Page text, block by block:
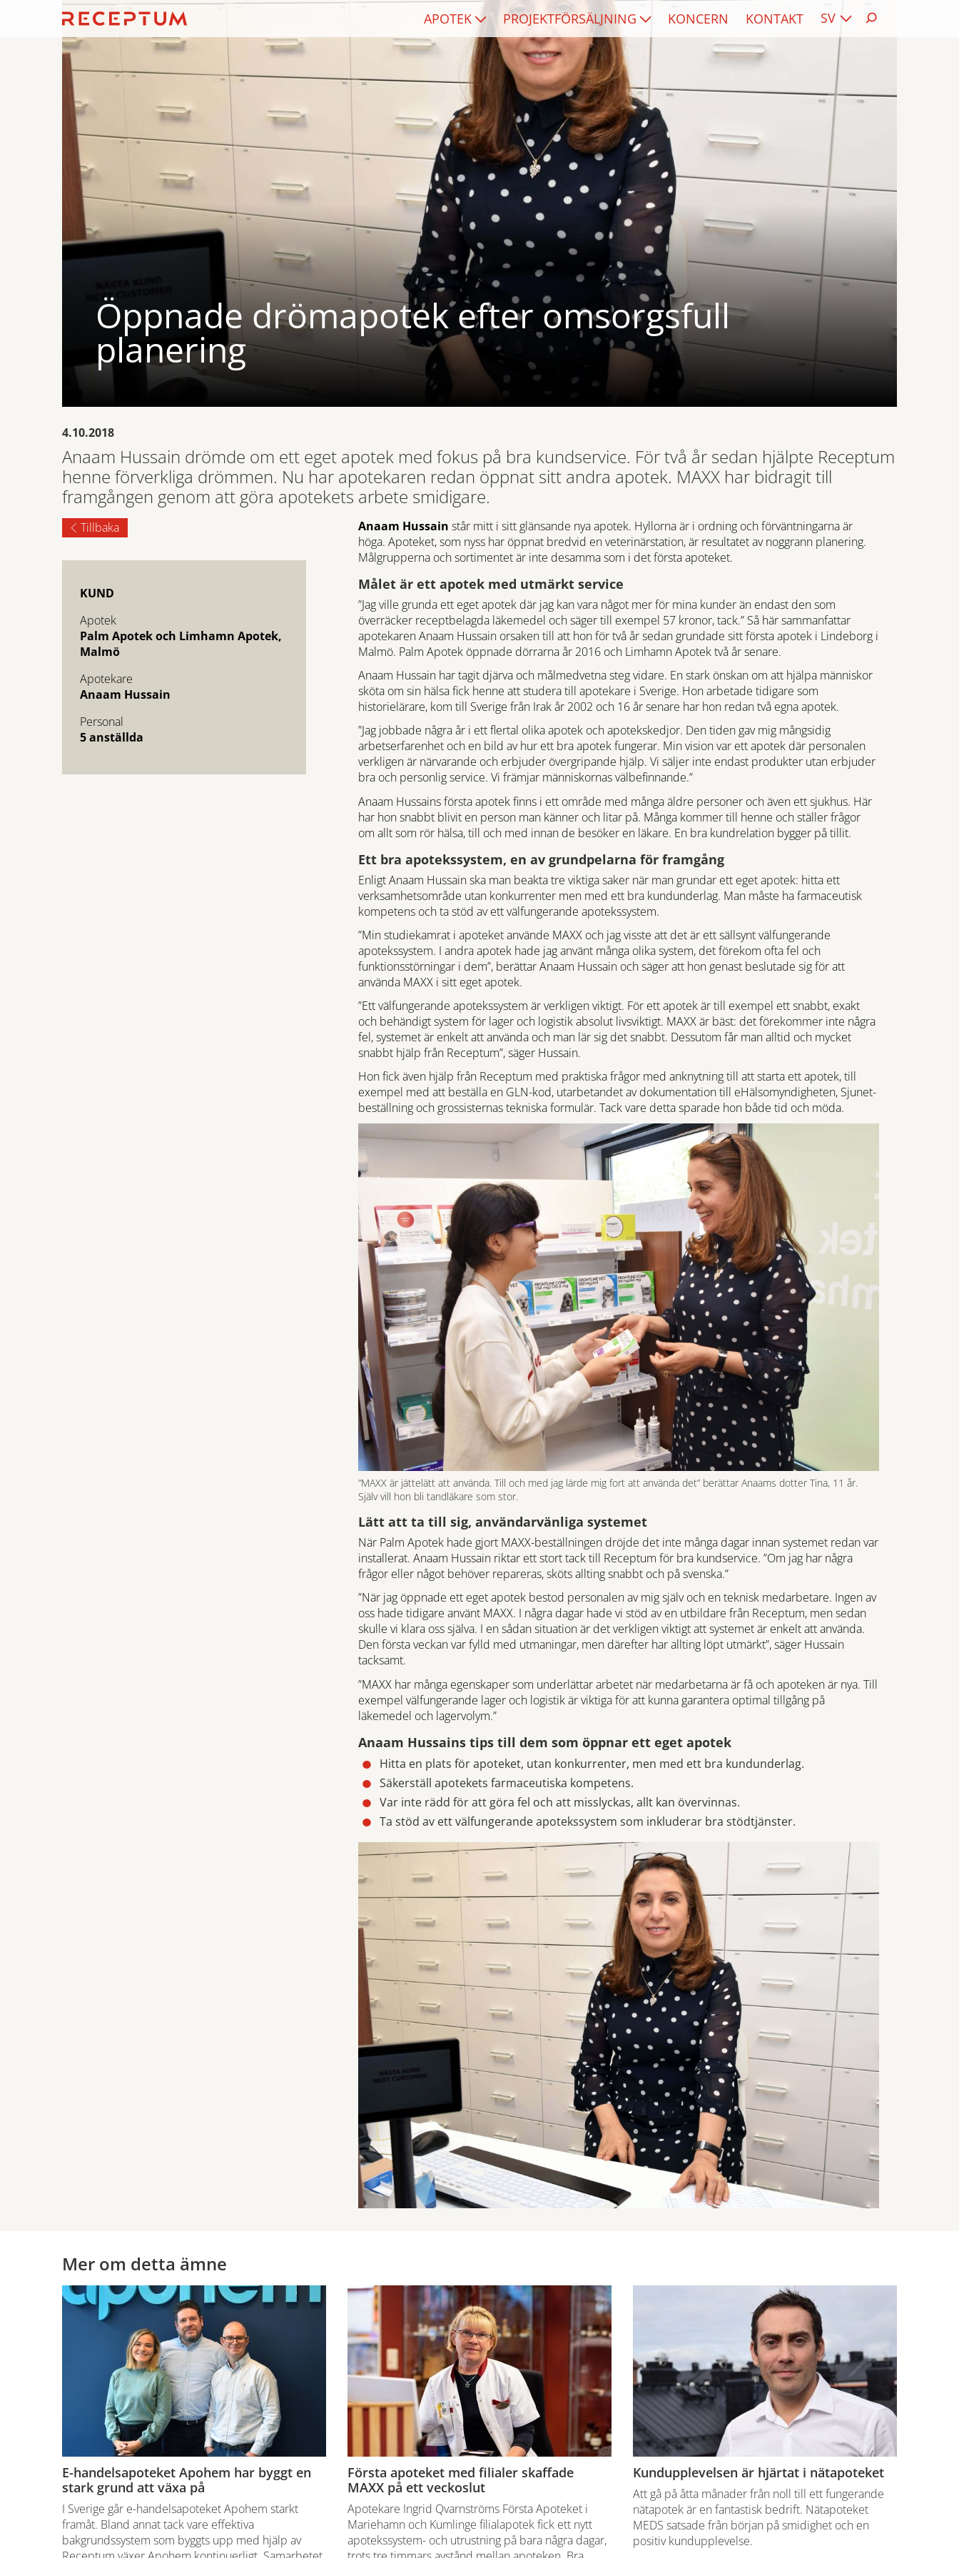
APOTEK PROJEKTFÖRSÄLJNING KONCERN KONTAKT SV
Öppnade drömapotek efter omsorgsfull
planering
4.10.2018
Anaam Hussain drömde om ett eget apotek med fokus på bra kundservice. För två år sedan hjälpte Receptum
henne förverkliga drömmen. Nu har apotekaren redan öppnat sitt andra apotek. MAXX har bidragit till
framgången genom att göra apotekets arbete smidigare.
Tillbaka
KUND
Apotek
Palm Apotek och Limhamn Apotek,
Malmö
Apotekare
Anaam Hussain
Personal
5 anställda
Anaam Hussain står mitt i sitt glänsande nya apotek. Hyllorna är i ordning och förväntningarna är
höga. Apoteket, som nyss har öppnat bredvid en veterinärstation, är resultatet av noggrann planering.
Målgrupperna och sortimentet är inte desamma som i det första apoteket.
Målet är ett apotek med utmärkt service
”Jag ville grunda ett eget apotek där jag kan vara något mer för mina kunder än endast den som
överräcker receptbelagda läkemedel och säger till exempel 57 kronor, tack.” Så här sammanfattar
apotekaren Anaam Hussain orsaken till att hon för två år sedan grundade sitt första apotek i Lindeborg i
Malmö. Palm Apotek öppnade dörrarna år 2016 och Limhamn Apotek två år senare.
Anaam Hussain har tagit djärva och målmedvetna steg vidare. En stark önskan om att hjälpa människor
sköta om sin hälsa fick henne att studera till apotekare i Sverige. Hon arbetade tidigare som
historielärare, kom till Sverige från Irak år 2002 och 16 år senare har hon redan två egna apotek.
”Jag jobbade några år i ett flertal olika apotek och apotekskedjor. Den tiden gav mig mångsidig
arbetserfarenhet och en bild av hur ett bra apotek fungerar. Min vision var ett apotek där personalen
verkligen är närvarande och erbjuder övergripande hjälp. Vi säljer inte endast produkter utan erbjuder
bra och personlig service. Vi främjar människornas välbefinnande.”
Anaam Hussains första apotek finns i ett område med många äldre personer och även ett sjukhus. Här
har hon snabbt blivit en person man känner och litar på. Många kommer till henne och ställer frågor
om allt som rör hälsa, till och med innan de besöker en läkare. En bra kundrelation bygger på tillit.
Ett bra apotekssystem, en av grundpelarna för framgång
Enligt Anaam Hussain ska man beakta tre viktiga saker när man grundar ett eget apotek: hitta ett
verksamhetsområde utan konkurrenter men med ett bra kundunderlag. Man måste ha farmaceutisk
kompetens och ta stöd av ett välfungerande apotekssystem.
”Min studiekamrat i apoteket använde MAXX och jag visste att det är ett sällsynt välfungerande
apotekssystem. I andra apotek hade jag använt många olika system, det förekom ofta fel och
funktionsstörningar i dem”, berättar Anaam Hussain och säger att hon genast beslutade sig för att
använda MAXX i sitt eget apotek.
”Ett välfungerande apotekssystem är verkligen viktigt. För ett apotek är till exempel ett snabbt, exakt
och behändigt system för lager och logistik absolut livsviktigt. MAXX är bäst: det förekommer inte några
fel, systemet är enkelt att använda och man lär sig det snabbt. Dessutom får man alltid och mycket
snabbt hjälp från Receptum”, säger Hussain.
Hon fick även hjälp från Receptum med praktiska frågor med anknytning till att starta ett apotek, till
exempel med att beställa en GLN-kod, utarbetandet av dokumentation till eHälsomyndigheten, Sjunet-
beställning och grossisternas tekniska formulär. Tack vare detta sparade hon både tid och möda.
”MAXX är jättelätt att använda. Till och med jag lärde mig fort att använda det” berättar Anaams dotter Tina, 11 år.
Själv vill hon bli tandläkare som stor.
Lätt att ta till sig, användarvänliga systemet
När Palm Apotek hade gjort MAXX-beställningen dröjde det inte många dagar innan systemet redan var
installerat. Anaam Hussain riktar ett stort tack till Receptum för bra kundservice. ”Om jag har några
frågor eller något behöver repareras, sköts allting snabbt och på svenska.”
”När jag öppnade ett eget apotek bestod personalen av mig själv och en teknisk medarbetare. Ingen av
oss hade tidigare använt MAXX. I några dagar hade vi stöd av en utbildare från Receptum, men sedan
skulle vi klara oss själva. I en sådan situation är det verkligen viktigt att systemet är enkelt att använda.
Den första veckan var fylld med utmaningar, men därefter har allting löpt utmärkt”, säger Hussain
tacksamt.
”MAXX har många egenskaper som underlättar arbetet när medarbetarna är få och apoteken är nya. Till
exempel välfungerande lager och logistik är viktiga för att kunna garantera optimal tillgång på
läkemedel och lagervolym.”
Anaam Hussains tips till dem som öppnar ett eget apotek
Hitta en plats för apoteket, utan konkurrenter, men med ett bra kundunderlag.
Säkerställ apotekets farmaceutiska kompetens.
Var inte rädd för att göra fel och att misslyckas, allt kan övervinnas.
Ta stöd av ett välfungerande apotekssystem som inkluderar bra stödtjänster.
Mer om detta ämne
E-handelsapoteket Apohem har byggt en
stark grund att växa på
I Sverige går e-handelsapoteket Apohem starkt
framåt. Bland annat tack vare effektiva
bakgrundssystem som byggts upp med hjälp av
Första apoteket med filialer skaffade
MAXX på ett veckoslut
Apotekare Ingrid Qvarnströms Första Apoteket i
Mariehamn och Kumlinge filialapotek fick ett nytt
apotekssystem- och utrustning på bara några dagar,
Kundupplevelsen är hjärtat i nätapoteket
Att gå på åtta månader från noll till ett fungerande
nätapotek är en fantastisk bedrift. Nätapoteket
MEDS satsade från början på smidighet och en
positiv kundupplevelse.